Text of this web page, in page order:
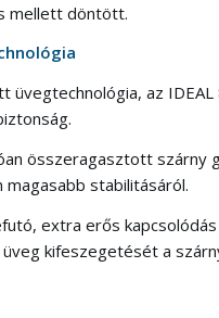
mellett döntött.
üvegtechnológia, az
összeragasztott szárny
stabilitásáról.
extra erős
üveg kifeszegetését a